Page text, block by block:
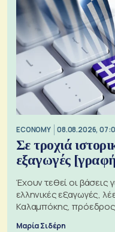
ECONOMY 08.08.2026,
Σε τροχιά
εξαγωγές
Έχουν τεθεί οι βάσεις
ελληνικές εξαγωγές,
Καλαμπόκης,
Εξαγωγέων
Μαρία Σιδέρη